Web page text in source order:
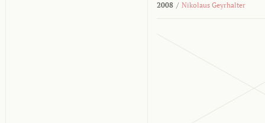
2008 / Nikolaus Geyrhalter